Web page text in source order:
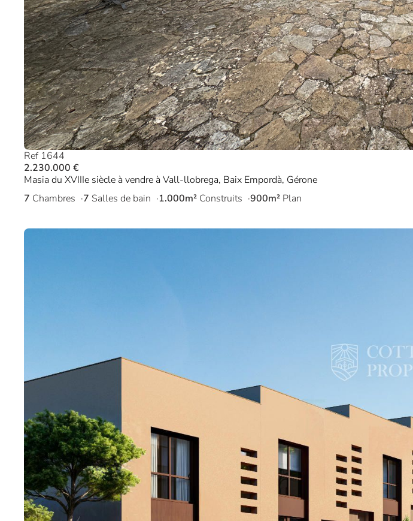
Ref 1644
2.230.000 €
Masia du XVIIIe siècle à vendre à Vall-llobrega, Baix Empordà, Gérone
7 Chambres 7 Salles de bain 1.000m² Construits 900m² Plan